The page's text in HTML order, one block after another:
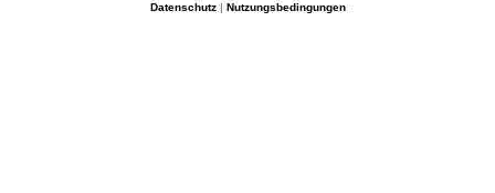
Datenschutz| Nutzungsbedingungen